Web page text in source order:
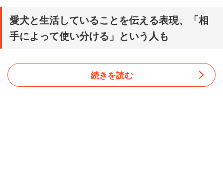
愛犬と生活していることを伝える表現、「相
手によって使い分ける」という人も
続きを読む